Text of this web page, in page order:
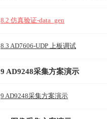
8.2 仿真验证-data_gen
8.3 AD7606-UDP 上板调试
9 AD9248采集方案演示
9 AD9248采集方案演示